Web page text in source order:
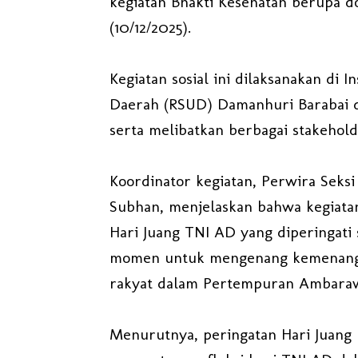
(10/12/2025).
Kegiatan sosial ini dilaksanakan di
Daerah (RSUD) Damanhuri
serta melibatkan berbagai
Koordinator kegiatan, Perwira
Subhan, menjelaskan bahwa
Hari Juang TNI AD yang
momen untuk mengenang
rakyat dalam Pertempuran
Menurutnya, peringatan Hari